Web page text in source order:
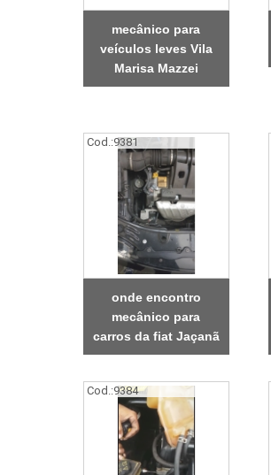
mecânico para
veículos leves Vila
Marisa Mazzei
Cod.:9381
onde encontro
mecânico para
carros da fiat Jaçanã
Cod.:9384